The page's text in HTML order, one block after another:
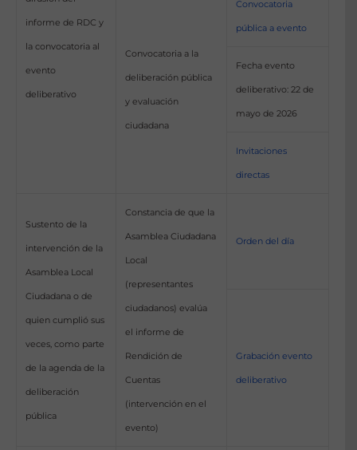
informe de RDC y
la convocatoria al
evento
deliberativo
Convocatoria a la
deliberación pública
y evaluación
ciudadana
Convocatoria
pública a evento
Fecha evento
deliberativo: 22 de
mayo de 2026
Invitaciones
directas
Sustento de la
intervención de la
Asamblea Local
Ciudadana o de
quien cumplió sus
veces, como parte
de la agenda de la
deliberación
pública
Constancia de que la
Asamblea Ciudadana
Local
(representantes
ciudadanos) evalúa
el informe de
Rendición de
Cuentas
(intervención en el
evento)
Orden del día
Grabación evento
deliberativo